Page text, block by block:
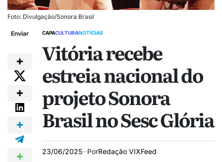
Foto: Divulgação/Sonora Brasil
Enviar CAPACULTURANOTÍCIAS
Vitória recebe
estreia nacional do
projeto Sonora
Brasil no Sesc Glória
23/06/2025 PorRedação VIXFeed